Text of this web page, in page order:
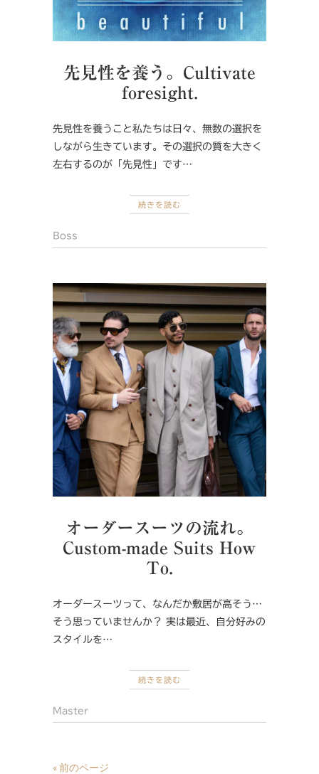
先見性を養う。Cultivate
foresight.
先見性を養うこと私たちは日々、無数の選択を
しながら生きています。その選択の質を大きく
左右するのが「先見性」です…
続きを読む
Boss
オーダースーツの流れ。
Custom-made Suits How
To.
オーダースーツって、なんだか敷居が高そう…
そう思っていませんか？ 実は最近、自分好みの
スタイルを…
続きを読む
Master
« 前のページ